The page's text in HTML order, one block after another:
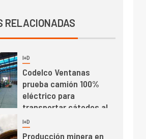
RELACIONADAS
mayo de 2026 cae
10,6%
I+D
PIB minero impacta el
crecimiento regional:
Banco Central reporta
resultados dispares en
el primer trimestre
I+D
Informe bimensual de